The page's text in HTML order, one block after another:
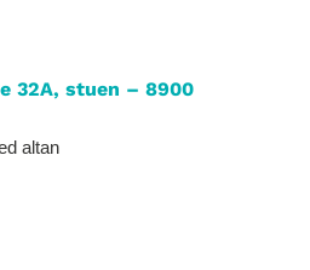
32A, stuen – 8900
altan